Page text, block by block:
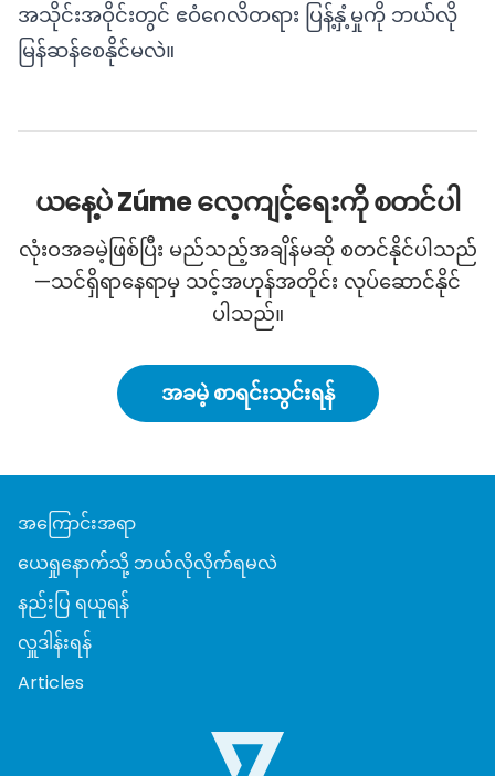
အသိုင်းအဝိုင်းတွင် ဧဝံဂေလိတရား ပြန့်နှံ့မှုကို ဘယ်လို
မြန်ဆန်စေနိုင်မလဲ။
ယနေ့ပဲ Zúme လေ့ကျင့်ရေးကို စတင်ပါ
လုံးဝအခမဲ့ဖြစ်ပြီး မည်သည့်အချိန်မဆို စတင်နိုင်ပါသည်
—သင်ရှိရာနေရာမှ သင့်အဟုန်အတိုင်း လုပ်ဆောင်နိုင်
ပါသည်။
အခမဲ့ စာရင်းသွင်းရန်
အကြောင်းအရာ
ယေရှုနောက်သို့ ဘယ်လိုလိုက်ရမလဲ
နည်းပြ ရယူရန်
လှူဒါန်းရန်
Articles